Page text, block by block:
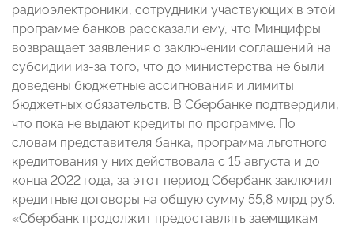
радиоэлектроники, сотрудники участвующих в этой
программе банков рассказали ему, что Минцифры
возвращает заявления о заключении соглашений на
субсидии из-за того, что до министерства не были
доведены бюджетные ассигнования и лимиты
бюджетных обязательств. В Сбербанке подтвердили,
что пока не выдают кредиты по программе. По
словам представителя банка, программа льготного
кредитования у них действовала с 15 августа и до
конца 2022 года, за этот период Сбербанк заключил
кредитные договоры на общую сумму 55,8 млрд руб.
«Сбербанк продолжит предоставлять заемщикам